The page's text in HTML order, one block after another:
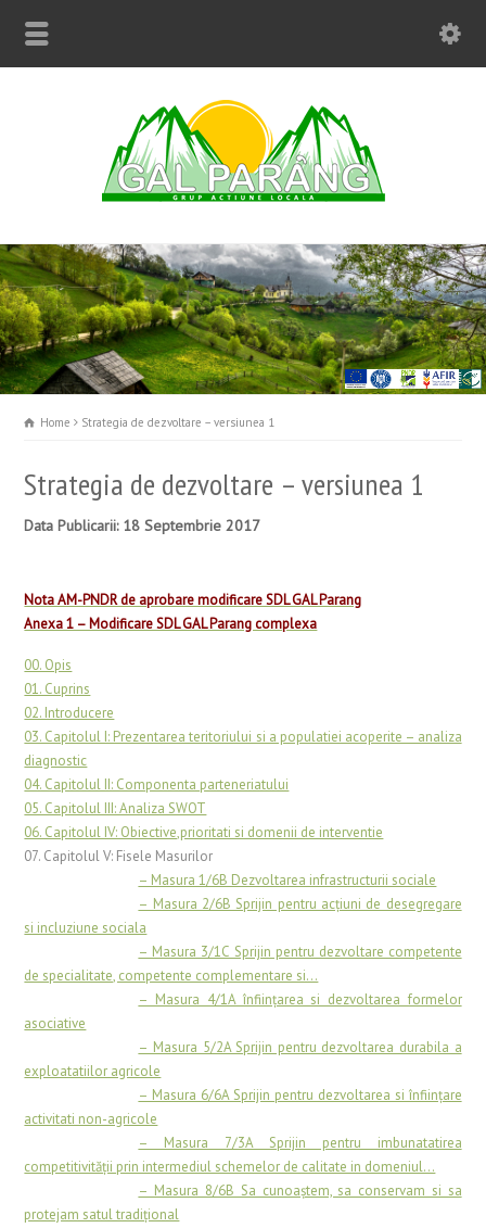
Home Strategia de dezvoltare – versiunea 1
Strategia de dezvoltare – versiunea 1
Data Publicarii: 18 Septembrie 2017
Nota AM-PNDR de aprobare modificare SDL GAL Parang
Anexa 1 – Modificare SDL GAL Parang complexa
00. Opis
01. Cuprins
02. Introducere
03. Capitolul I: Prezentarea teritoriului si a populatiei acoperite – analiza
diagnostic
04. Capitolul II: Componenta parteneriatului
05. Capitolul III: Analiza SWOT
06. Capitolul IV: Obiective,prioritati si domenii de interventie
07. Capitolul V: Fisele Masurilor
– Masura 1/6B Dezvoltarea infrastructurii sociale
– Masura 2/6B Sprijin pentru acţiuni de desegregare
si incluziune sociala
– Masura 3/1C Sprijin pentru dezvoltare competente
de specialitate, competente complementare si…
– Masura 4/1A înfiinţarea si dezvoltarea formelor
asociative
– Masura 5/2A Sprijin pentru dezvoltarea durabila a
exploatatiilor agricole
– Masura 6/6A Sprijin pentru dezvoltarea si înfiinţare
activitati non-agricole
– Masura 7/3A Sprijin pentru imbunatatirea
competitivităţii prin intermediul schemelor de calitate in domeniul…
– Masura 8/6B Sa cunoaştem, sa conservam si sa
protejam satul tradiţional